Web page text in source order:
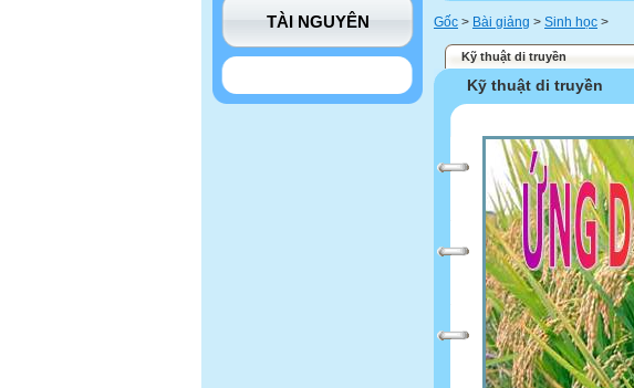
TÀI NGUYÊN Gốc > Bài giảng > Sinh học >
Kỹ thuật di truyền
Kỹ thuật di truyền